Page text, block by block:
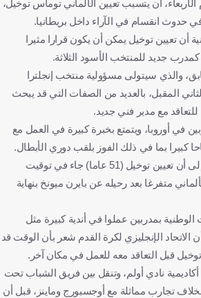
أن يتسبب تعيين الألماني توماس توخيل،
في حدوث انقسام في الآراء داخل بريطانيا.
أن تعيين توخيل يمكن أن يكون قرارا مثيرا
كمدرب جديد للمنتخب الأسود الثلاثة.
والذي سيتولى مسؤولية منتخب إنجلترا
المقبل، بالعديد من الصفات التي قد يبحث
مع مدير فني جديد.
في أوروبا، ويتمتع بخبرة كبيرة في العمل مع
كبيرا بما في ذلك الفوز بلقب دوري الأبطال.
وأشارت الوكالة البريطانية إلى أن تعيين توخيل (51 عاما) جاء في توقيت
متفرغا بعد رحيله عن بايرن ميونخ بنهاية
الوطنية بمدربين عملوا في أندية كبيرة مثل
الاتحاد الإنجليزي لكرة القدم شعر بأن الوقت قد
قبل التعاقد معه للعمل في مكان آخر.
نادي أولم، وتنقل بين فريق الشباب تحت
بخلاف تجارب مماثلة مع أوجسبورج وماينز، قبل أن